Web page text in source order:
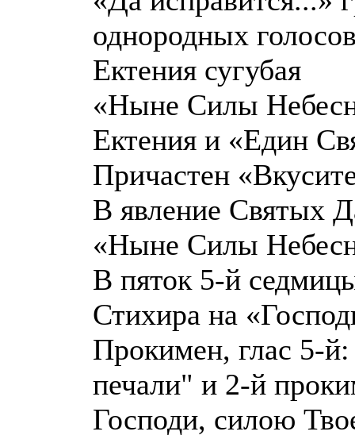
однородных
Ектения сугубая
«Ныне Силы
Ектения и «Един
Причастен
В явление Святых
«Ныне Силы
В пяток 5-й
Стихира на
Прокимен, глас 5-
печали" и 2-й
Господи, силою